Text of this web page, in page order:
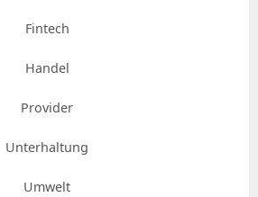
Fintech
Handel
Provider
Unterhaltung
Umwelt